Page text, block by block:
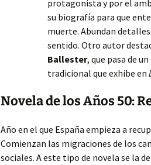
protagonista y por el
su biografía para que
muerte. Abundan
sentido. Otro autor
Ballester, que pasa de
tradicional que exhibe en
Novela de los Años 50:
Año en el que España empieza a
Comienzan las migraciones de los
sociales. A este tipo de novela se la